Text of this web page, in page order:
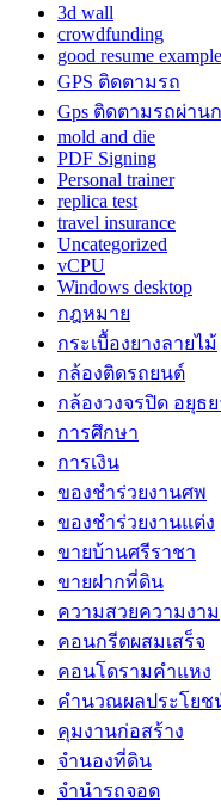
3d wall
crowdfunding
good resume
GPS ติดตามรถ
Gps ติดตามรถผ่าน
mold and die
PDF Signing
Personal trainer
replica test
travel insurance
Uncategorized
vCPU
Windows desktop
กฎหมาย
กระเบื้องยางลายไม้
กล้องติดรถยนต์
กล้องวงจรปิด อยุธย
การศึกษา
การเงิน
ของชำร่วยงานศพ
ของชำร่วยงานแต่ง
ขายบ้านศรีราชา
ขายฝากที่ดิน
ความสวยความงาม
คอนกรีตผสมเสร็จ
คอนโดรามคำแหง
คำนวณผลประโยช
คุมงานก่อสร้าง
จำนองที่ดิน
จำนำรถจอด